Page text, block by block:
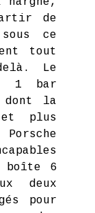
de
ce
tout
Le
1 bar
dont la
plus
boîte 6
deux
pour